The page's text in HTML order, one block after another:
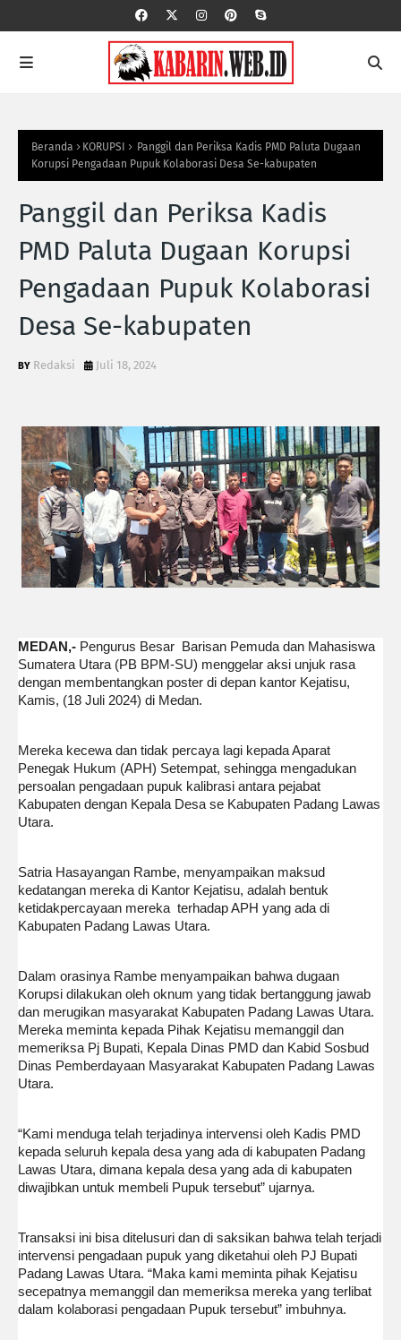
Beranda KORUPSI
Panggil dan Periksa Kadis PMD Paluta Dugaan
Korupsi Pengadaan Pupuk Kolaborasi Desa Se-kabupaten
Panggil dan Periksa Kadis
PMD Paluta Dugaan Korupsi
Pengadaan Pupuk Kolaborasi
Desa Se-kabupaten
Redaksi Juli 18, 2024
MEDAN,- Pengurus Besar Barisan Pemuda dan Mahasiswa
Sumatera Utara (PB BPM-SU) menggelar aksi unjuk rasa
dengan membentangkan poster di depan kantor Kejatisu,
Kamis, (18 Juli 2024) di Medan.
Mereka kecewa dan tidak percaya lagi kepada Aparat
Penegak Hukum (APH) Setempat, sehingga mengadukan
persoalan pengadaan pupuk kalibrasi antara pejabat
Kabupaten dengan Kepala Desa se Kabupaten Padang Lawas
Utara.
Satria Hasayangan Rambe, menyampaikan maksud
kedatangan mereka di Kantor Kejatisu, adalah bentuk
ketidakpercayaan mereka terhadap APH yang ada di
Kabupaten Padang Lawas Utara.
Dalam orasinya Rambe menyampaikan bahwa dugaan
Korupsi dilakukan oleh oknum yang tidak bertanggung jawab
dan merugikan masyarakat Kabupaten Padang Lawas Utara.
Mereka meminta kepada Pihak Kejatisu memanggil dan
memeriksa Pj Bupati, Kepala Dinas PMD dan Kabid Sosbud
Dinas Pemberdayaan Masyarakat Kabupaten Padang Lawas
Utara.
“Kami menduga telah terjadinya intervensi oleh Kadis PMD
kepada seluruh kepala desa yang ada di kabupaten Padang
Lawas Utara, dimana kepala desa yang ada di kabupaten
diwajibkan untuk membeli Pupuk tersebut” ujarnya.
Transaksi ini bisa ditelusuri dan di saksikan bahwa telah terjadi
intervensi pengadaan pupuk yang diketahui oleh PJ Bupati
Padang Lawas Utara. “Maka kami meminta pihak Kejatisu
secepatnya memanggil dan memeriksa mereka yang terlibat
dalam kolaborasi pengadaan Pupuk tersebut” imbuhnya.